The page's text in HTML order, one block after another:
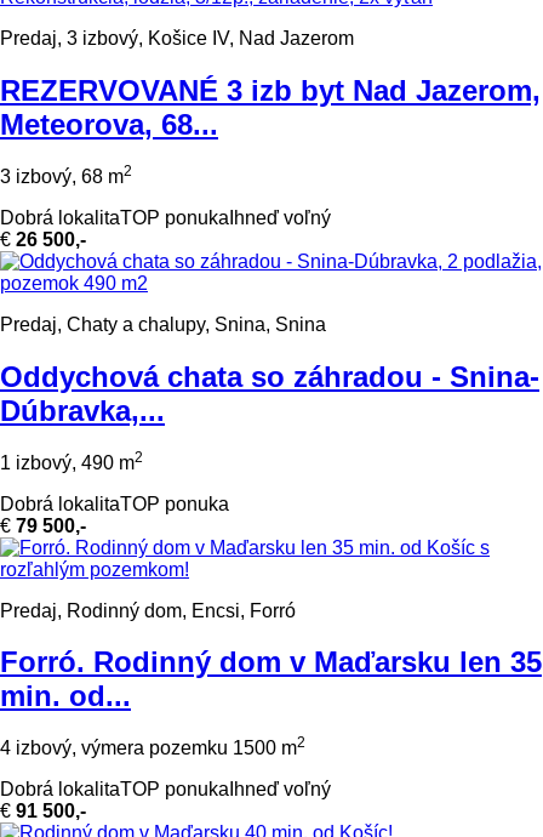
Predaj, 3 izbový, Košice IV, Nad Jazerom
REZERVOVANÉ 3 izb byt Nad Jazerom,
Meteorova, 68...
3 izbový, 68 m2
Dobrá lokalitaTOP ponuka Ihneď voľný
€ 26 500,-
Predaj, Chaty a chalupy, Snina, Snina
Oddychová chata so záhradou - Snina-
Dúbravka,...
1 izbový, 490 m2
Dobrá lokalitaTOP ponuka
€ 79 500,-
Predaj, Rodinný dom, Encsi, Forró
Forró. Rodinný dom v Maďarsku len 35
min. od...
4 izbový, výmera pozemku 1500 m2
Dobrá lokalitaTOP ponuka Ihneď voľný
€ 91 500,-